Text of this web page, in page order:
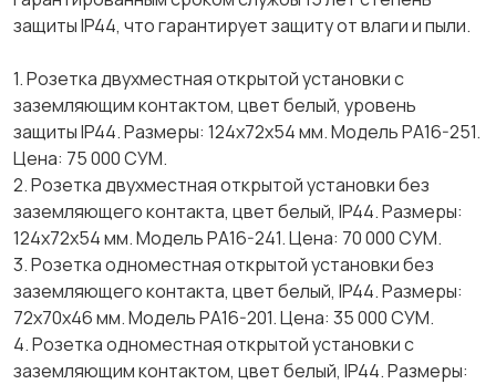
защиты IP44, что гарантирует защиту от влаги и пыли.
1. Розетка двухместная открытой установки с
заземляющим контактом, цвет белый, уровень
защиты IP44. Размеры: 124х72х54 мм. Модель РА16-251.
Цена: 75 000 СУМ.
2. Розетка двухместная открытой установки без
заземляющего контакта, цвет белый, IP44. Размеры:
124х72х54 мм. Модель РА16-241. Цена: 70 000 СУМ.
3. Розетка одноместная открытой установки без
заземляющего контакта, цвет белый, IP44. Размеры:
72х70х46 мм. Модель РА16-201. Цена: 35 000 СУМ.
4. Розетка одноместная открытой установки с
заземляющим контактом, цвет белый, IP44. Размеры: